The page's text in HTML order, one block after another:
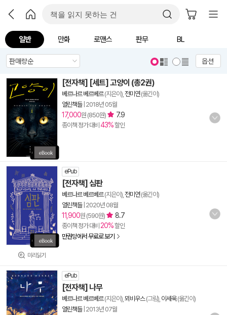
일반 만화 로맨스 판무 BL
옵션
[전자책] [세트] 고양이 (총2권)
베르나르 베르베르(지은이), 전미연(옮긴이)
열린책들| 2018년 05월
17,000원 (850원) 7.9
종이책 정가 대비 43%할인
미리읽기
ePub
[전자책] 심판
베르나르 베르베르(지은이), 전미연(옮긴이)
열린책들| 2020년 08월
11,900원 (590원) 8.7
종이책 정가 대비 20%할인
만권당에서 무료로 보기
ePub
[전자책] 나무
베르나르 베르베르(지은이), 뫼비우스(그림), 이세욱(옮긴이)
열린책들| 2013년 07월